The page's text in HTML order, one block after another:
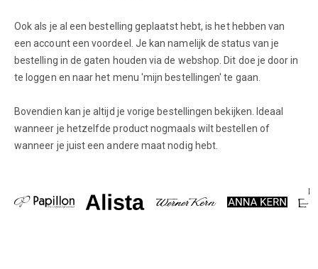
Ook als je al een bestelling geplaatst hebt, is het hebben van
een account een voordeel. Je kan namelijk de status van je
bestelling in de gaten houden via de webshop. Dit doe je door in
te loggen en naar het menu 'mijn bestellingen' te gaan.
Bovendien kan je altijd je vorige bestellingen bekijken. Ideaal
wanneer je hetzelfde product nogmaals wilt bestellen of
wanneer je juist een andere maat nodig hebt.